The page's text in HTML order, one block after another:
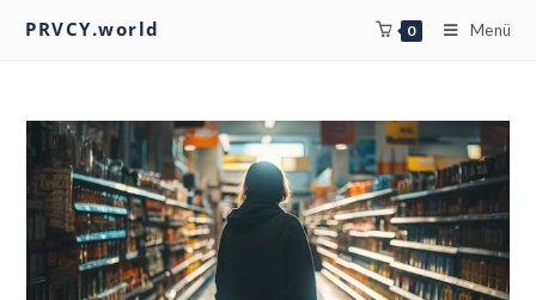
PRVCY.world 0 Menü